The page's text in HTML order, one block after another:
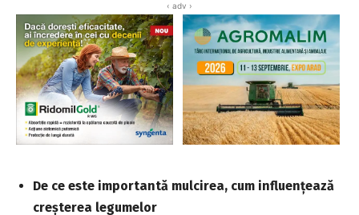
‹ adv ›
De ce este importantă mulcirea, cum influențează
creșterea legumelor